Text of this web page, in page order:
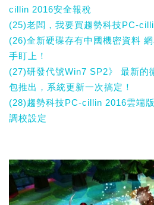
cillin 2016安全報稅
(25)老闆，我要買趨勢科技PC-
(26)全新硬碟存有中國機密資料
手盯上！
(27)研發代號Win7 SP2》 最新的
包推出，系統更新一次搞定！
(28)趨勢科技PC-cillin 2016雲端
調校設定